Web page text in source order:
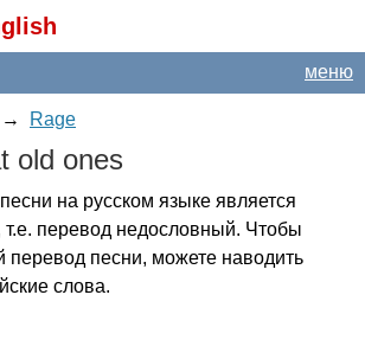
меню
→ Rage
old ones
на русском языке является
перевод недословный. Чтобы
перевод песни, можете наводить
слова.